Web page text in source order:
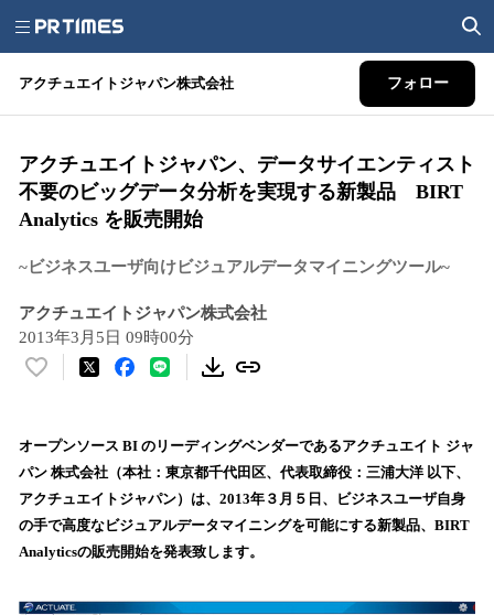
アクチュエイトジャパン株式会社 フォロー
アクチュエイトジャパン、データサイエンティスト
不要のビッグデータ分析を実現する新製品 BIRT
Analytics を販売開始
~ビジネスユーザ向けビジュアルデータマイニングツール~
アクチュエイトジャパン株式会社
2013年3月5日 09時00分
い
！
数
を
読
込
中
オープンソース BI のリーディングベンダーであるアクチュエイト ジャ
パン 株式会社（本社：東京都千代田区、代表取締役：三浦大洋 以下、
アクチュエイトジャパン）は、2013年３月５日、ビジネスユーザ自身
の手で高度なビジュアルデータマイニングを可能にする新製品、BIRT
Analyticsの販売開始を発表致します。